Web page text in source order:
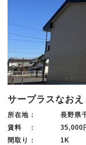
サープラスなお
所在地 :
長野県
賃料 :
35,000
間取り :
1K